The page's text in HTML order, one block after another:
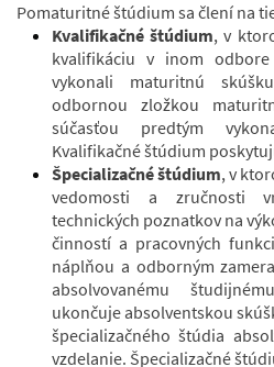
Pomaturitné štúdium sa člení na
Kvalifikačné štúdium, v
kvalifikáciu v inom
vykonali maturitnú
odbornou zložkou
súčasťou predtým
Kvalifikačné štúdium
Špecializačné štúdium, v
vedomosti a zručnosti
technických poznatkov na
činností a pracovných
náplňou a odborným
absolvovanému
ukončuje absolventskou
špecializačného štúdia
vzdelanie. Špecializačné